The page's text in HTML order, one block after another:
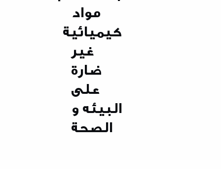
مواد
كيميائية
ضارة
على
البيئه و
الصحة